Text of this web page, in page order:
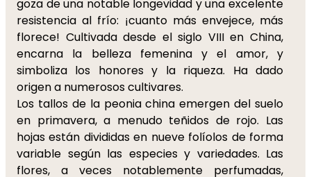
goza de una notable longevidad y una excelente
resistencia al frío: ¡cuanto más envejece, más
florece! Cultivada desde el siglo VIII en China,
encarna la belleza femenina y el amor, y
simboliza los honores y la riqueza. Ha dado
origen a numerosos cultivares.
Los tallos de la peonia china emergen del suelo
en primavera, a menudo teñidos de rojo. Las
hojas están divididas en nueve folíolos de forma
variable según las especies y variedades. Las
flores, a veces notablemente perfumadas,